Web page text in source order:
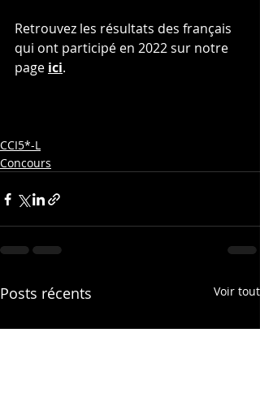
Retrouvez les résultats des français
qui ont participé en 2022 sur notre
page ici.
CCI5*-L
Concours
Posts récents Voir tout